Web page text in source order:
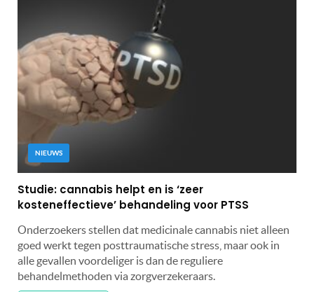
NIEUWS
Studie: cannabis helpt en is ‘zeer
kosteneffectieve’ behandeling voor PTSS
Onderzoekers stellen dat medicinale cannabis niet alleen
goed werkt tegen posttraumatische stress, maar ook in
alle gevallen voordeliger is dan de reguliere
behandelmethoden via zorgverzekeraars.